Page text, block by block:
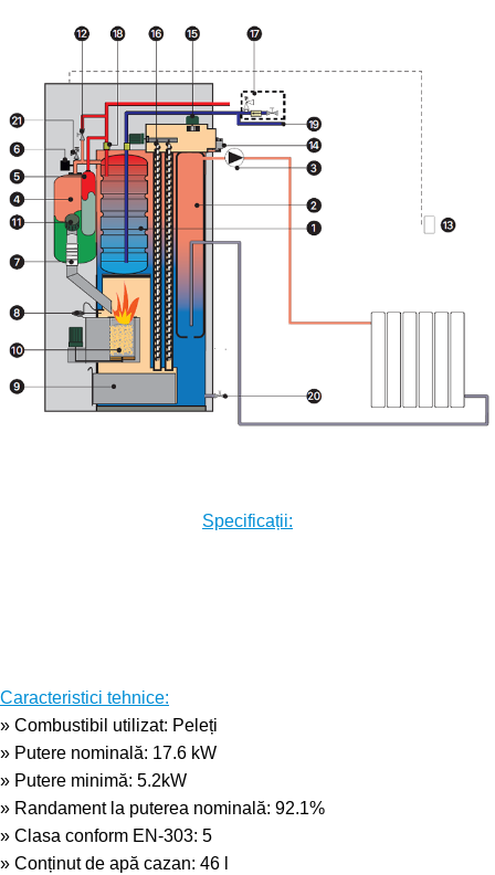
Specificații:
Caracteristici tehnice:
» Combustibil utilizat: Peleți
» Putere nominală: 17.6 kW
» Putere minimă: 5.2kW
» Randament la puterea nominală: 92.1%
» Clasa conform EN-303: 5
» Conținut de apă cazan: 46 l